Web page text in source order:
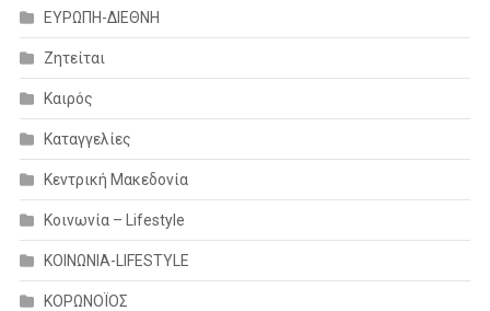
ΕΥΡΩΠΗ-ΔΙΕΘΝΗ
Ζητείται
Καιρός
Καταγγελίες
Κεντρική Μακεδονία
Κοινωνία – Lifestyle
ΚΟΙΝΩΝΙΑ-LIFESTYLE
ΚΟΡΩΝΟΪΟΣ